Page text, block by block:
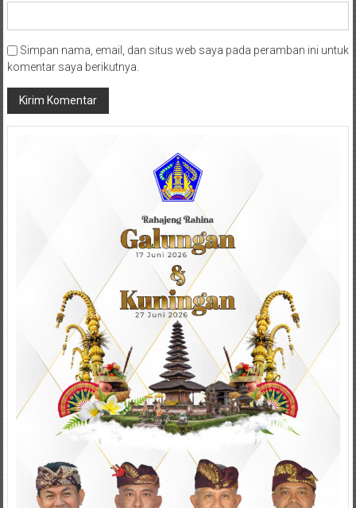
Simpan nama, email, dan situs web saya pada peramban ini untuk
komentar saya berikutnya.